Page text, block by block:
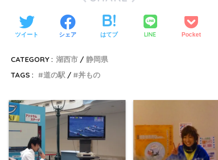
ツイート シェア はてブ LINE Pocket
CATEGORY : 湖西市
静岡県
TAGS :
道の駅 丼もの